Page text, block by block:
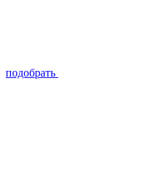
подобрать